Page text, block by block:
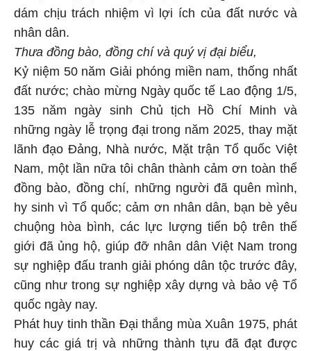
dám chịu trách nhiệm vì lợi ích của đất nước và
nhân dân.
Thưa đồng bào, đồng chí và quý vị đại biểu,
Kỷ niệm 50 năm Giải phóng miền nam, thống nhất
đất nước; chào mừng Ngày quốc tế Lao động 1/5,
135 năm ngày sinh Chủ tịch Hồ Chí Minh và
những ngày lễ trọng đại trong năm 2025, thay mặt
lãnh đạo Đảng, Nhà nước, Mặt trận Tổ quốc Việt
Nam, một lần nữa tôi chân thành cảm ơn toàn thể
đồng bào, đồng chí, những người đã quên mình,
hy sinh vì Tổ quốc; cảm ơn nhân dân, bạn bè yêu
chuộng hòa bình, các lực lượng tiến bộ trên thế
giới đã ủng hộ, giúp đỡ nhân dân Việt Nam trong
sự nghiệp đấu tranh giải phóng dân tộc trước đây,
cũng như trong sự nghiệp xây dựng và bảo vệ Tổ
quốc ngày nay.
Phát huy tinh thần Đại thắng mùa Xuân 1975, phát
huy các giá trị và những thành tựu đã đạt được